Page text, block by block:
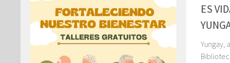
ES
Yungay,